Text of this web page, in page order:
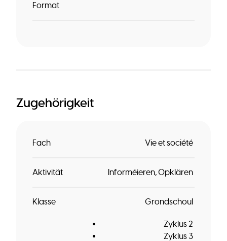
Format
Zugehörigkeit
Fach Vie et société
Aktivität Informéieren Opklären
Klasse Grondschoul
Zyklus 2
Zyklus 3